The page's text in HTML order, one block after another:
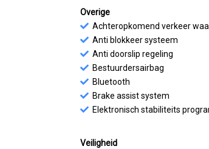
Overige
Achteropkomend verkeer
Anti blokkeer systeem
Anti doorslip regeling
Bestuurdersairbag
Bluetooth
Brake assist system
Elektronisch stabiliteits
Veiligheid